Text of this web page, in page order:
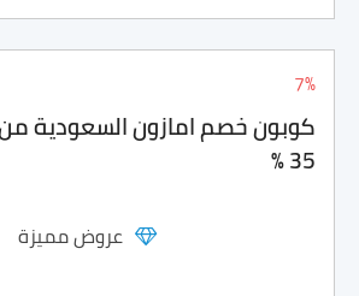
7%
كوبون خصم امازون السعودية من
35 %
عروض مميزة